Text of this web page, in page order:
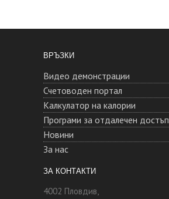
ВРЪЗКИ
Видео демонстрации
Счетоводен портал
Калкулатор на калории
Програми за отдалечен достъп
Новини
За нас
ЗА КОНТАКТИ
4002 Пловдив,